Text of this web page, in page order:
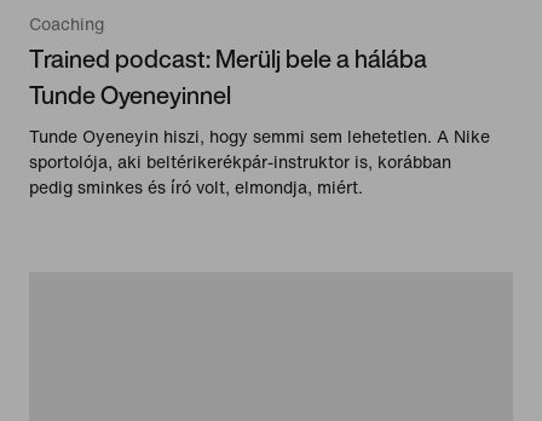
Coaching
Trained podcast: Merülj bele a hálába
Tunde Oyeneyinnel
Tunde Oyeneyin hiszi, hogy semmi sem lehetetlen. A Nike
sportolója, aki beltérikerékpár-instruktor is, korábban
pedig sminkes és író volt, elmondja, miért.